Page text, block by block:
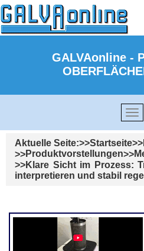
GALVAonline -
Aktuelle Seite: Startseite
Produktvorstellungen
Klare Sicht im Prozess:
interpretieren und stabil